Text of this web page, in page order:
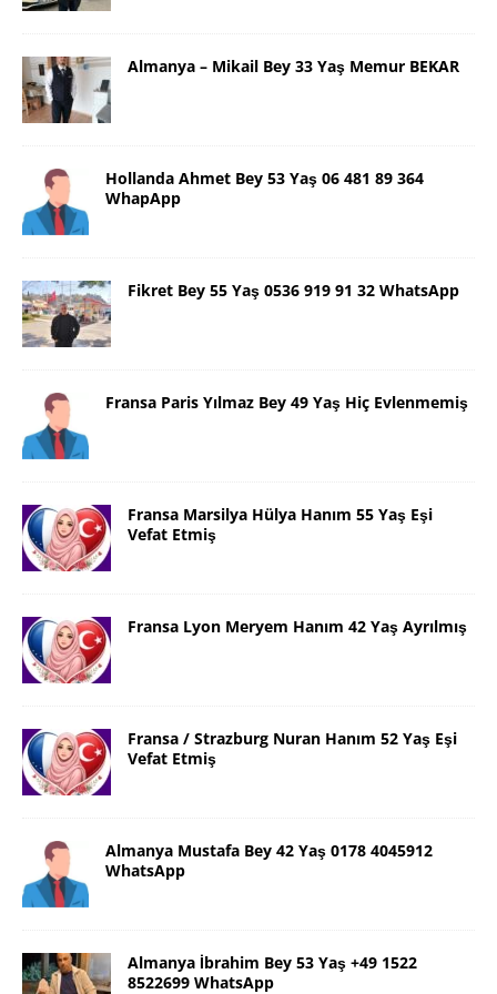
Almanya – Mikail Bey 33 Yaş Memur BEKAR
Hollanda Ahmet Bey 53 Yaş 06 481 89 364
WhapApp
Fikret Bey 55 Yaş 0536 919 91 32 WhatsApp
Fransa Paris Yılmaz Bey 49 Yaş Hiç Evlenmemiş
Fransa Marsilya Hülya Hanım 55 Yaş Eşi
Vefat Etmiş
Fransa Lyon Meryem Hanım 42 Yaş Ayrılmış
Fransa / Strazburg Nuran Hanım 52 Yaş Eşi
Vefat Etmiş
Almanya Mustafa Bey 42 Yaş 0178 4045912
WhatsApp
Almanya İbrahim Bey 53 Yaş +49 1522
8522699 WhatsApp